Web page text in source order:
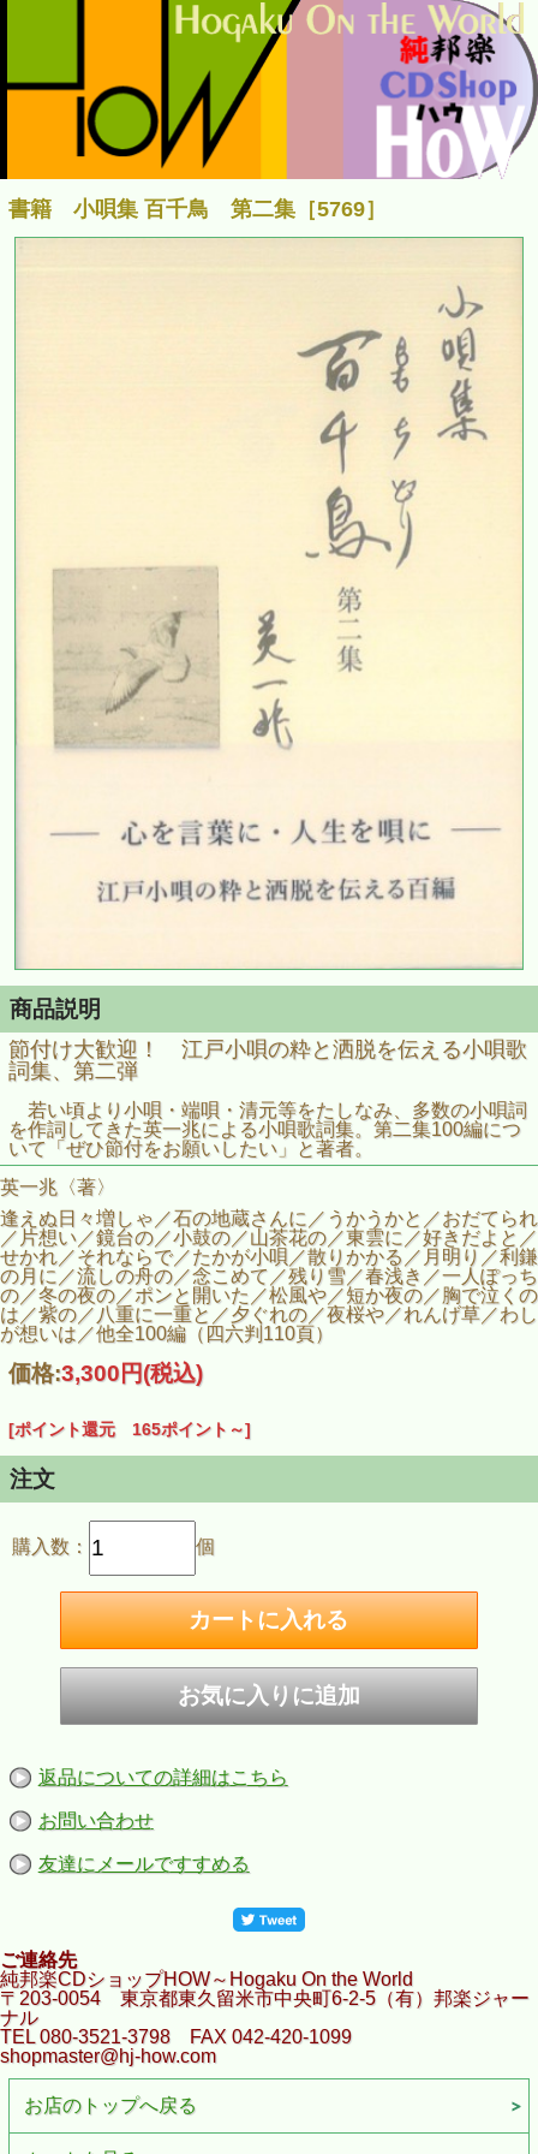
書籍 小唄集 百千鳥 第二集［5769］
商品説明
節付け大歓迎！ 江戸小唄の粋と洒脱を伝える小唄歌
詞集、第二弾
若い頃より小唄・端唄・清元等をたしなみ、多数の小唄詞
を作詞してきた英一兆による小唄歌詞集。第二集100編につ
いて「ぜひ節付をお願いしたい」と著者。
英一兆〈著〉
逢えぬ日々増しゃ／石の地蔵さんに／うかうかと／おだてられ
／片想い／鏡台の／小鼓の／山茶花の／東雲に／好きだよと／
せかれ／それならで／たかが小唄／散りかかる／月明り／利鎌
の月に／流しの舟の／念こめて／残り雪／春浅き／一人ぽっち
の／冬の夜の／ポンと開いた／松風や／短か夜の／胸で泣くの
は／紫の／八重に一重と／夕ぐれの／夜桜や／れんげ草／わし
が想いは／他全100編（四六判110頁）
価格:3,300円(税込)
[ポイント還元 165ポイント～]
注文
購入数： 個
返品についての詳細はこちら
お問い合わせ
友達にメールですすめる
ご連絡先
純邦楽CDショップHOW～Hogaku On the World
〒203-0054 東京都東久留米市中央町6-2-5（有）邦楽ジャー
ナル
TEL 080-3521-3798 FAX 042-420-1099
shopmaster@hj-how.com
お店のトップへ戻る